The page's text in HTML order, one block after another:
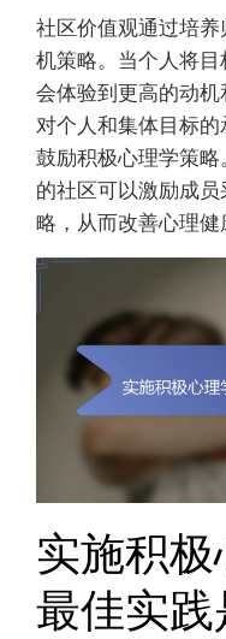
社区价值观通过培
机策略。当个人将
会体验到更高的动
对个人和集体目标的
鼓励积极心理学策
的社区可以激励成
略，从而改善心理健
实施积
最佳实践